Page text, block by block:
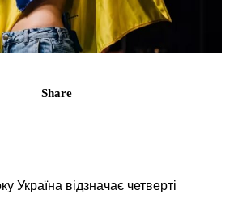
Share
Україна відзначає четверті